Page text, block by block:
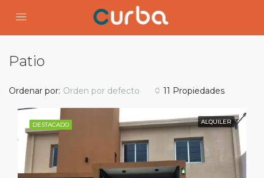
Patio
11 Propiedades
Ordenar por: Orden por defecto
DESTACADO ALQUILER